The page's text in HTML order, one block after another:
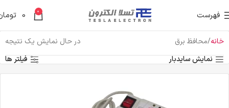
فهرست 0
0
خانه محافظ برق
در حال نمایش یک نتیجه
نمایش سایدبار
فیلتر ها